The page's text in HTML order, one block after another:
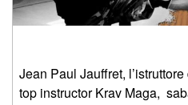
Jean Paul Jauffret,
top instructor Krav Maga,